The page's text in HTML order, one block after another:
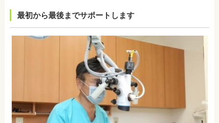
最初から最後までサポートします